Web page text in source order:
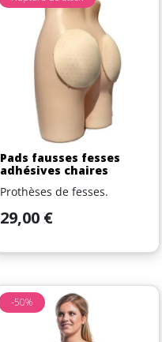
Pads fausses fesses
adhésives chaires
Prothèses de fesses.
Prix
29,00 €
-50%